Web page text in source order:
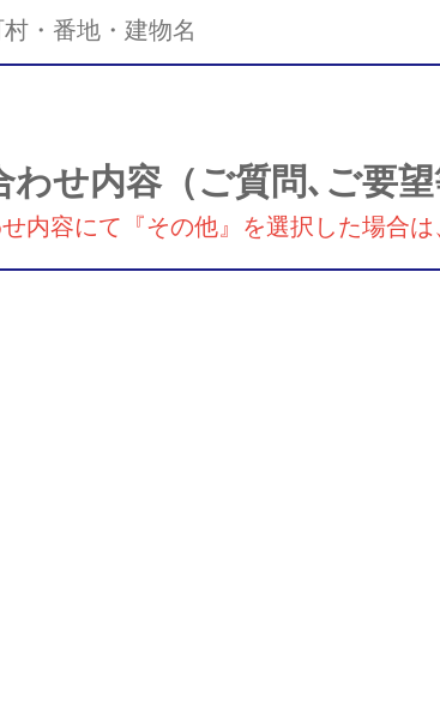
わせ内容（ご質問､ご要望
内容にて『その他』を選択した場合は